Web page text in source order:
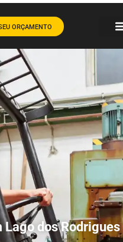
ORÇAMENTO
dos Rodrigues